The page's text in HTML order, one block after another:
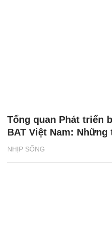
NHỊP SỐNG
Tổng quan Phát triển
BAT Việt Nam: